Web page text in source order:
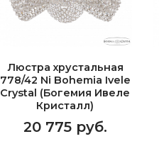
Люстра хрустальная
778/42 Ni Bohemia Ivele
Crystal (Богемия Ивеле
Кристалл)
20 775 руб.